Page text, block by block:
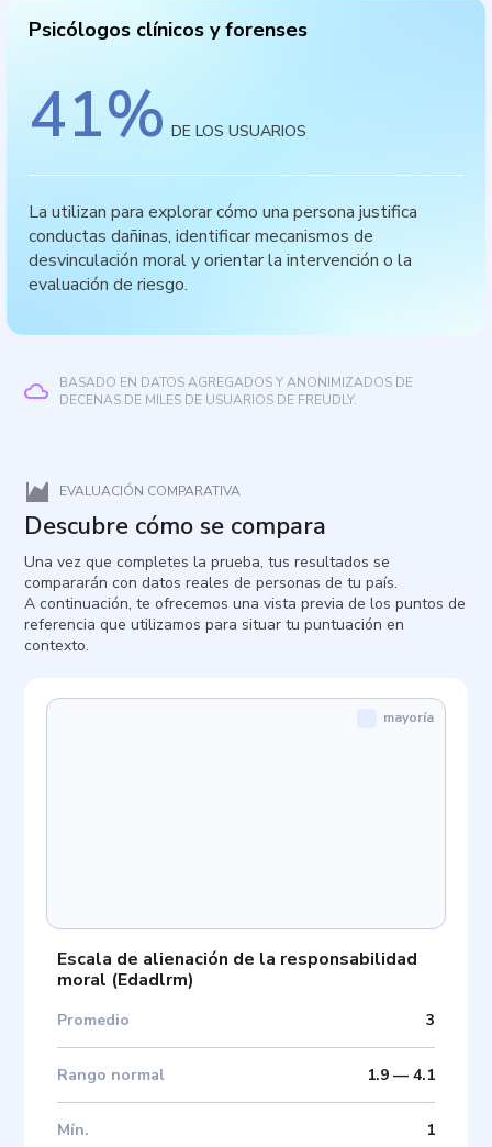
Psicólogos clínicos y forenses
41% DE LOS USUARIOS
La utilizan para explorar cómo una persona justifica
conductas dañinas, identificar mecanismos de
desvinculación moral y orientar la intervención o la
evaluación de riesgo.
BASADO EN DATOS AGREGADOS Y ANONIMIZADOS DE
DECENAS DE MILES DE USUARIOS DE FREUDLY.
EVALUACIÓN COMPARATIVA
Descubre cómo se compara
Una vez que completes la prueba, tus resultados se
compararán con datos reales de personas de tu país.
A continuación, te ofrecemos una vista previa de los puntos de
referencia que utilizamos para situar tu puntuación en
contexto.
Escala de alienación de la responsabilidad
moral (Edadlrm)
Promedio 3
Rango normal 1.9— 4.1
Mín. 1
mayoría